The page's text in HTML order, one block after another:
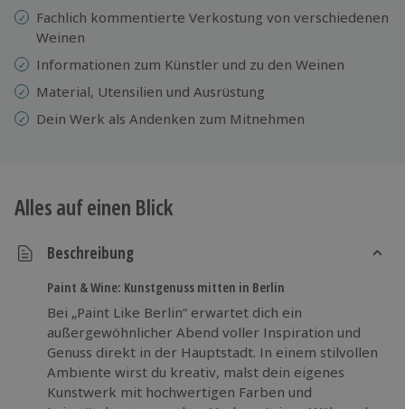
Fachlich kommentierte Verkostung von verschiedenen
Weinen
Informationen zum Künstler und zu den Weinen
Material, Utensilien und Ausrüstung
Dein Werk als Andenken zum Mitnehmen
Alles auf einen Blick
Beschreibung
Paint & Wine: Kunstgenuss mitten in Berlin
Bei „Paint Like Berlin“ erwartet dich ein
außergewöhnlicher Abend voller Inspiration und
Genuss direkt in der Hauptstadt. In einem stilvollen
Ambiente wirst du kreativ, malst dein eigenes
Kunstwerk mit hochwertigen Farben und